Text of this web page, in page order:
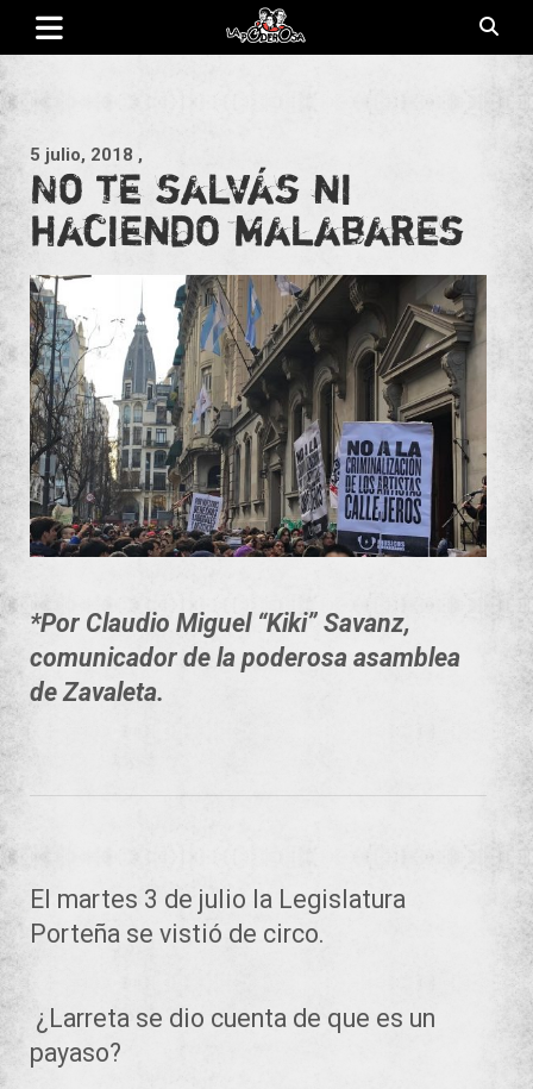
Saltar
contenido
5 julio, 2018 ,
No te salvás ni
haciendo malabares
*Por Claudio Miguel “Kiki” Savanz,
comunicador de la poderosa asamblea
de Zavaleta.
El martes 3 de julio la Legislatura
Porteña se vistió de circo.
¿Larreta se dio cuenta de que es un
payaso?